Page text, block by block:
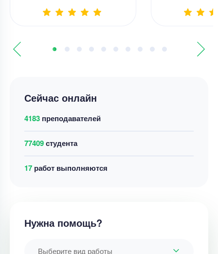
Сейчас онлайн
4183 преподавателей
77409студента
13 работ выполняются
Нужна помощь?
Выберите вид работы